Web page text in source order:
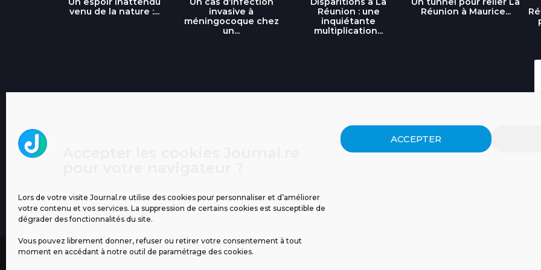
Lors de votre visite Journal.re utilise des cookies pour personnaliser et d’améliorer
votre contenu et vos services. La suppression de certains cookies est susceptible de
dégrader des fonctionnalités du site.
Vous pouvez librement donner, refuser ou retirer votre consentement à tout
moment en accédant à notre outil de paramétrage des cookies.
ACCEPTER
venu de la nature :...
invasive à
méningocoque chez
un...
Réunion : une
inquiétante
multiplication...
Réunion à Maurice...
MENTIONS LÉGALES PUBLICITÉ BLOG NOS ÉMISSIONS